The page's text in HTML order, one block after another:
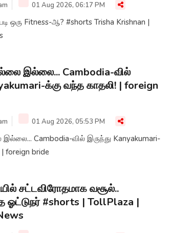
01 Aug 2026, 06:17 PM
ஒரு Fitness-ஆ? #shorts Trisha Krishnan |
இல்லை... Cambodia-வில்
க்கு வந்த காதலி! | foreign
01 Aug 2026, 05:53 PM
Cambodia-வில் இருந்து Kanyakumari-
foreign bride
சட்டவிரோதமாக வசூல்..
ஓட்டுநர் #shorts | TollPlaza |